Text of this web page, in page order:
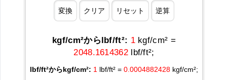
kgf/cm²からlbf/ft²: 1kgf/cm² =
2048.1614362lbf/ft²;
lbf/ft²からkgf/cm²: 1 lbf/ft² = 0.0004882428 kgf/cm²;